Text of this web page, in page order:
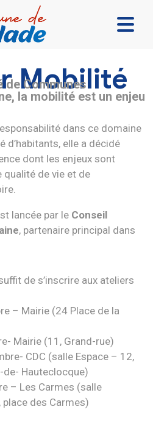
ENSEMBLE
Mobilité
de Communes
la mobilité est un enjeu
dans ce domaine
d’habitants, elle a décidé
dont les enjeux sont
de vie et de
lancée par le Conseil
, partenaire principal dans
de s’inscrire aux ateliers
– Mairie (24 Place de la
Mairie (11, Grand-rue)
CDC (salle Espace – 12,
de- Hauteclocque)
– Les Carmes (salle
des Carmes)